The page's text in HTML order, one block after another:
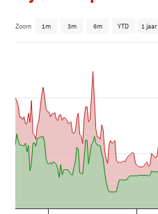
Zoom 1m 3m 6m YTD 1 jaar